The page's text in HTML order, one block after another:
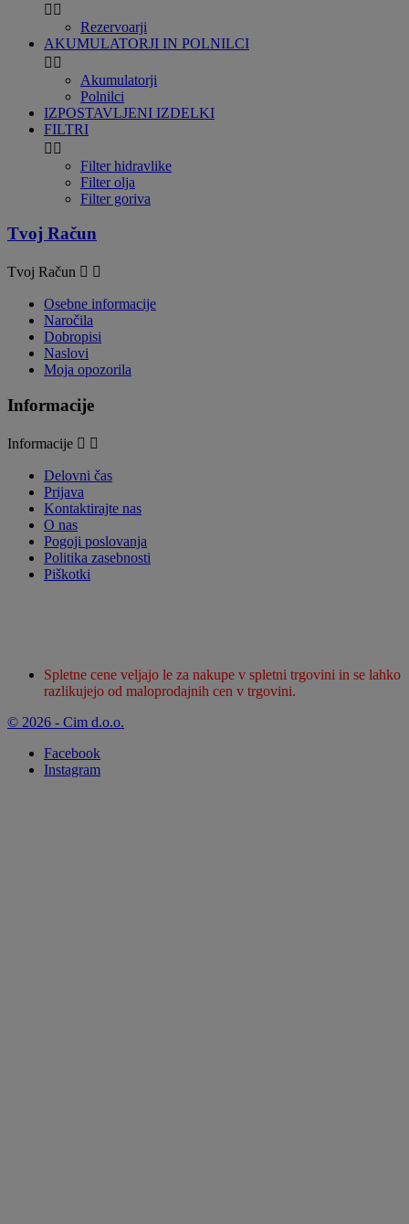
 
Rezervoarji
AKUMULATORJI IN POLNILCI
 
Akumulatorji
Polnilci
IZPOSTAVLJENI IZDELKI
FILTRI
 
Filter hidravlike
Filter olja
Filter goriva
Tvoj Račun
Tvoj Račun  
Osebne informacije
Naročila
Dobropisi
Naslovi
Moja opozorila
Informacije
Informacije  
Delovni čas
Prijava
Kontaktirajte nas
O nas
Pogoji poslovanja
Politika zasebnosti
Piškotki
Spletne cene veljajo le za nakupe v spletni trgovini in se lahko
razlikujejo od maloprodajnih cen v trgovini.
© 2026 - Cim d.o.o.
Facebook
Instagram